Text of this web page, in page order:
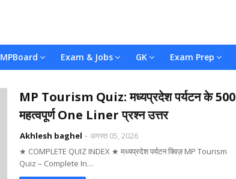
MPBoard Exam & Jobs GK Exam Prep
MP Tourism Quiz: मध्यप्रदेश पर्यटन के 500
महत्वपूर्ण One Liner प्रश्न उत्तर
Akhlesh baghel
अगस्त 05, 2026
★ COMPLETE QUIZ INDEX ★ मध्यप्रदेश पर्यटन क्विज़ MP Tourism
Quiz – Complete In…